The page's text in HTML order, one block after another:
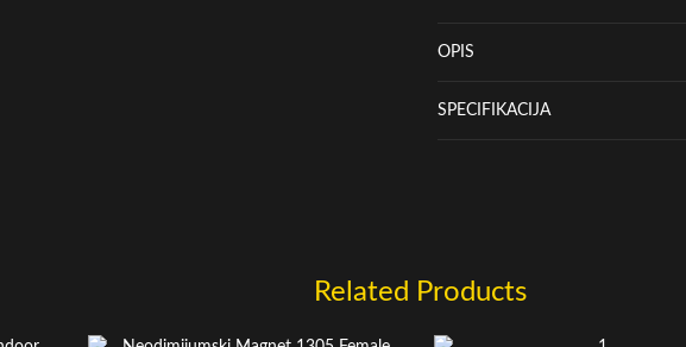
OPIS
SPECIFIKACIJA
Related Products